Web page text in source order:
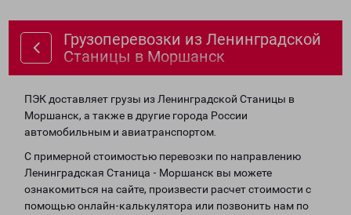
Грузоперевозки из Ленинградской
Станицы в Моршанск
ПЭК доставляет грузы из Ленинградской Станицы в
Моршанск, а также в другие города России
автомобильным и авиатранспортом.
С примерной стоимостью перевозки по направлению
Ленинградская Станица - Моршанск вы можете
ознакомиться на сайте, произвести расчет стоимости с
помощью онлайн-калькулятора или позвонить нам по